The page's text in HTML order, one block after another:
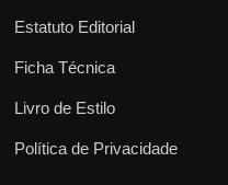
Estatuto Editorial
Ficha Técnica
Livro de Estilo
Política de Privacidade